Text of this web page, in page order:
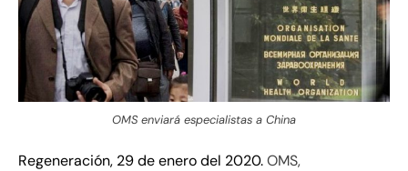
OMS enviará especialistas a China
Regeneración, 29 de enero del 2020.OMS,